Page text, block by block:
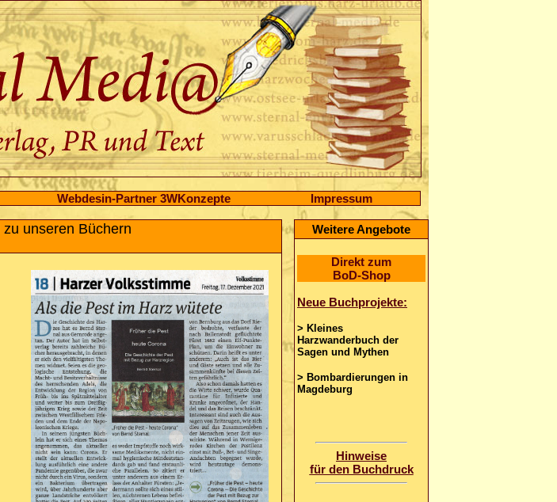
Webdesin-Partner 3WKonzepte Impressum
unseren Büchern Weitere Angebote
Direkt zum
BoD-Shop
Neue Buchprojekte:
> Kleines
Harzwanderbuch der
Sagen und Mythen
> Bombardierungen in
Magdeburg
Hinweise
für den Buchdruck